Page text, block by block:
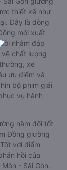
thiết kế như
Đây là dòng
mới xuất
nhằm đáp
chất lượng
xe
ưu điểm và
bộ phim giải
vụ hành
nằm đôi tốt
Đồng giường
với điểm
hồi của
- Sài Gòn.